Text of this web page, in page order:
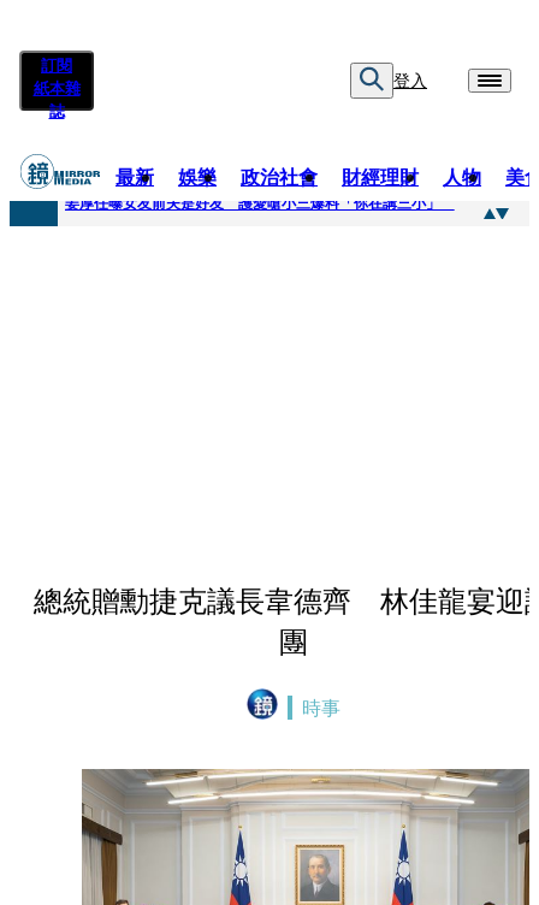
訂閱
紙本雜
誌
登入
最新 娛樂 政治社會 財經理財 人物 美
快訊
姜厚任曝女友前夫是好友 護愛嗆小三爆料「你在講三小」
總統贈勳捷克議長韋德齊 林佳龍宴迎
團
時事